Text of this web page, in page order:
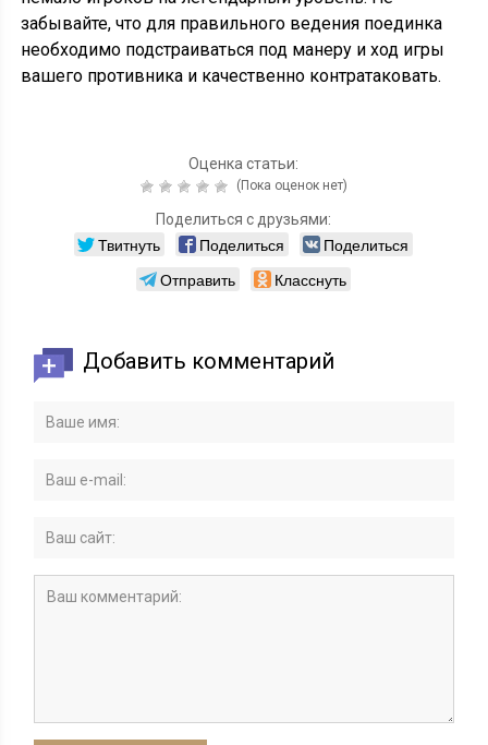
забывайте, что для правильного ведения поединка
необходимо подстраиваться под манеру и ход игры
вашего противника и качественно контратаковать.
Оценка статьи:
(Пока оценок нет)
Поделиться с друзьями:
Твитнуть Поделиться
Поделиться
Отправить
Класснуть
Добавить комментарий